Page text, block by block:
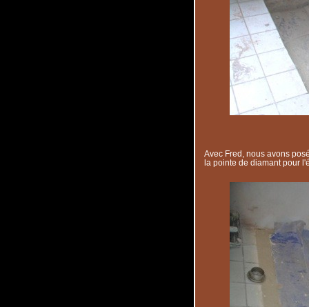
Avec Fred, nous avons
la pointe de diamant pour